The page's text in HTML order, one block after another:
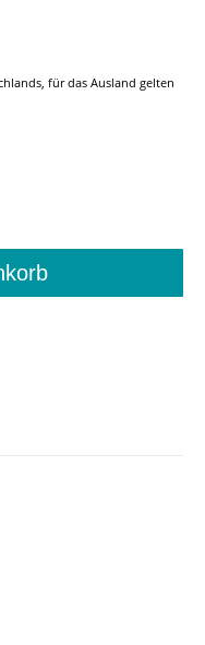
für das Ausland gelten